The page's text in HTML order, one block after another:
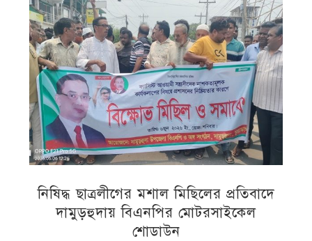
নিষিদ্ধ ছাত্রলীগের মশাল মিছিলের প্রতিবাদে
দামুড়হুদায় বিএনপির মোটরসাইকেল
শোডাউন